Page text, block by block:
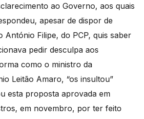
ao Governo, aos quais
apesar de dispor de
António Filipe, do PCP, quis saber
pedir desculpa aos
como o ministro da
Leitão Amaro, “os insultou”
esta proposta aprovada em
em novembro, por ter feito